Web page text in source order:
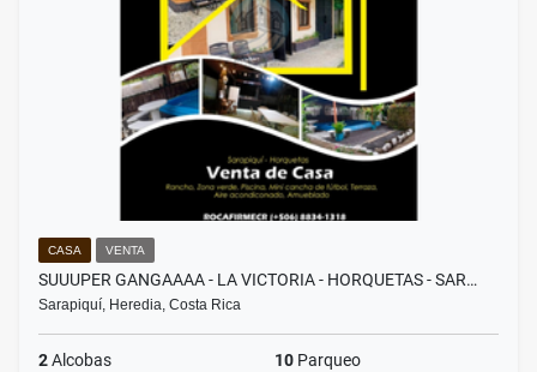
CASA VENTA
SUUUPER GANGAAAA - LA VICTORIA - HORQUETAS - SAR…
Sarapiquí, Heredia, Costa Rica
2Alcobas 10 Parqueo